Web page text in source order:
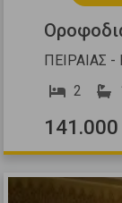
ΠΕΙΡΑΙΑΣ
2